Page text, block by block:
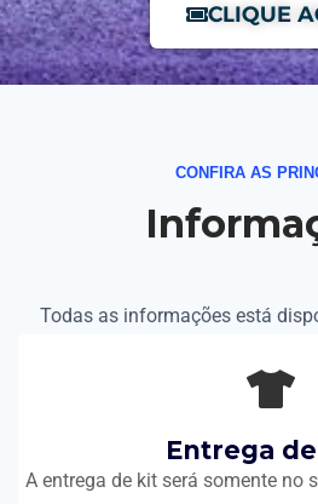
CLIQUE
CONFIRA AS
Todas as informações está
Entrega
A entrega de kit será somente no